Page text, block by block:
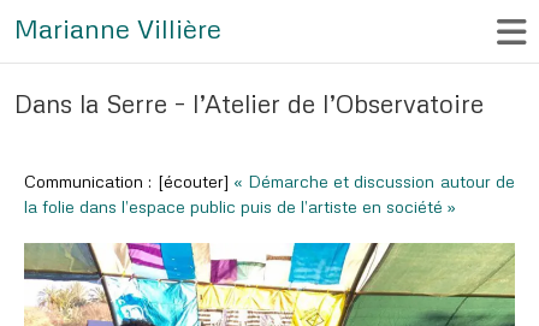
Marianne Villière
Dans la Serre – l’Atelier de l’Observatoire
Communication : [écouter] « Démarche et discussion autour de
la folie dans l’espace public puis de l’artiste en société »